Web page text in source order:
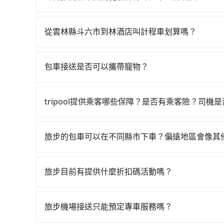
從雲林站前往台中高鐵站，每人票價230元，再用
0.4%，換句話說，臨時要叫小黃的難度是雙北大
分鐘在轉乘與等車上，現在還不馬上來預約
天就要來回，那在雲林路邊可隨租隨借的iRent應
估進去，但額外的汽車保險與可能的罰單都需自
理，每一次租車都好像在開樂透一樣。另外，偶
遇到下雨天或者載行李時，就顯得非常不便。
從雲林縣斗六市到林酒店叫計程車划算嗎？
近的計程車隊，如斗六計程車、斗六交通、華麗
約，以免當場被坑受騙。雖然雲林縣斗六市到林
包車接送是否可以攜帶寵物？
寵物同行。且為了行程安全，請勿將寵物抱出來或
tripool提供乘客哪些保障？是否有乘客險？司機是
也都經過細心維護及保養，以確保您的乘車安全。
旅步的包車可以在不同縣市下車？偏遠地區會像其
用，不會像其他業者那樣收取額外費用。但如果
旅步目前有提供什麼折扣碼活動嗎？
閱電子郵件獲取最新折扣資訊。
旅步機場接送只能預定專車服務嗎？